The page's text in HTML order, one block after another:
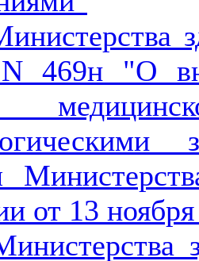
469н "О
от 13